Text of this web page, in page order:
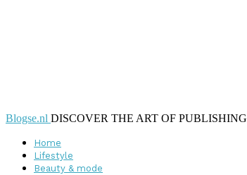
Blogse.nl DISCOVER THE ART OF PUBLISHING
Home
Lifestyle
Beauty & mode